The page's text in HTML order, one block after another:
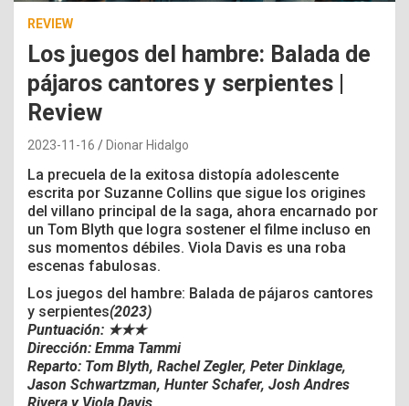
REVIEW
Los juegos del hambre: Balada de
pájaros cantores y serpientes |
Review
2023-11-16 Dionar Hidalgo
La precuela de la exitosa distopía adolescente
escrita por Suzanne Collins que sigue los origines
del villano principal de la saga, ahora encarnado por
un Tom Blyth que logra sostener el filme incluso en
sus momentos débiles. Viola Davis es una roba
escenas fabulosas.
Los juegos del hambre: Balada de pájaros cantores
y serpientes(2023)
Puntuación: ★★★
Dirección: Emma Tammi
Reparto: Tom Blyth, Rachel Zegler, Peter Dinklage,
Jason Schwartzman, Hunter Schafer, Josh Andres